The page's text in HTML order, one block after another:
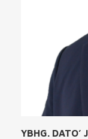
YBHG. DATO’